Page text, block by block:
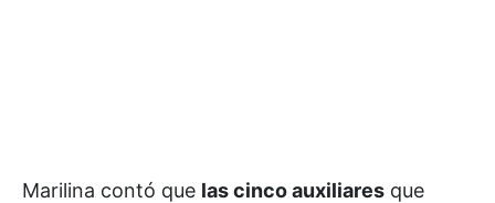
Marilina contó que las cinco auxiliares que